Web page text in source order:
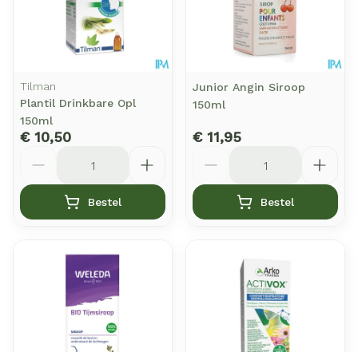
Tilman
Plantil Drinkbare Opl
150ml
€ 10,50
Bestel
Junior Angin Siroop
150ml
€ 11,95
Bestel